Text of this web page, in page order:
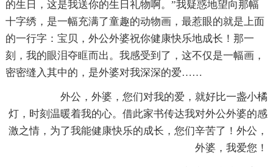
的生日，这是我送你的生日礼物啊。”我疑惑地望向那幅
十字绣，是一幅充满了童趣的动物画，最惹眼的就是上面
的一行字：宝贝，外公外婆祝你健康快乐地成长！那一
刻，我的眼泪夺眶而出。我感受到了，这不仅是一幅画，
密密缝入其中的，是外婆对我深深的爱……
外公，外婆，您们对我的爱，就好比一盏小橘
灯，时刻温暖着我的心。借此家书传达我对外公外婆的感
激之情，为了我能健康快乐的成长，您们辛苦了！外公，
外婆，我爱您！